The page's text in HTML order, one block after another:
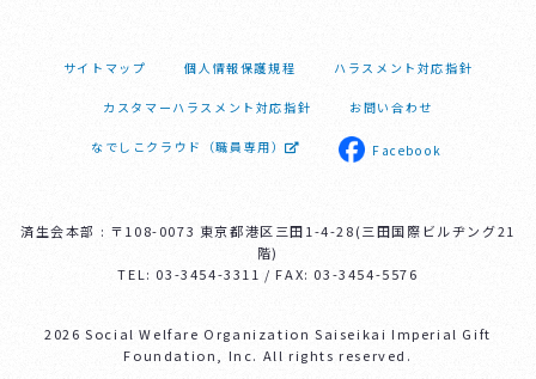
サイトマップ 個人情報保護規程 ハラスメント対応指針
カスタマーハラスメント対応指針 お問い合わせ
なでしこクラウド（職員専用） Facebook
済生会本部 : 〒108-0073 東京都港区三田1-4-28(三田国際ビルヂング21
階)
TEL: 03-3454-3311 / FAX: 03-3454-5576
2026 Social Welfare Organization Saiseikai Imperial Gift
Foundation, Inc. All rights reserved.